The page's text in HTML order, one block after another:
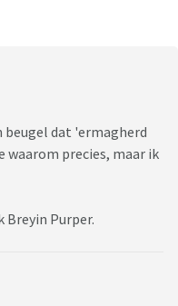
beugel dat 'ermagherd
waarom precies, maar ik
Breyin Purper.